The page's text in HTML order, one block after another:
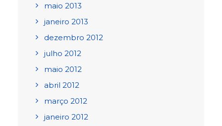
maio 2013
janeiro 2013
dezembro 2012
julho 2012
maio 2012
abril 2012
março 2012
janeiro 2012